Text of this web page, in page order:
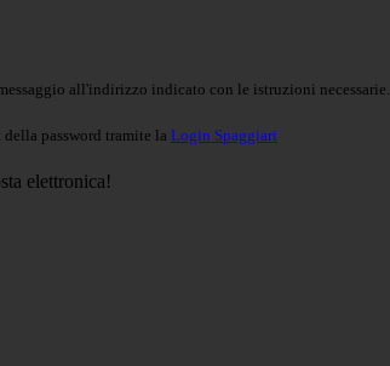
all'indirizzo indicato con le istruzioni necessarie.
password tramite la Login Spaggiari
elettronica!